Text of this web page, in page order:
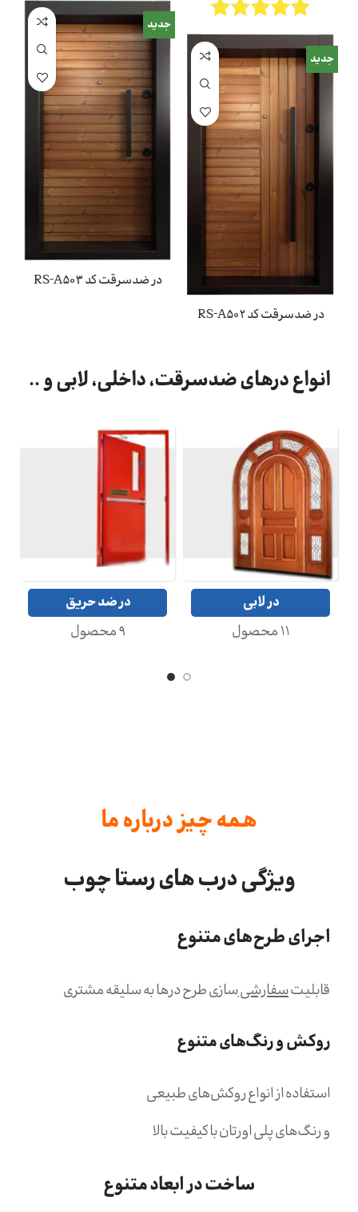
جدید
در ضدسرقت کد RS-A503
جدید
در ضدسرقت کد RS-A502
انواع درهای ضدسرقت، داخلی، لابی و ..
در ضد سرقت
44 محصول
در داخلی
41 محصول
همه چیز درباره ما
ویژگی درب های رستا چوب
اجرای طرح‌های متنوع
قابلیتسفارشیسازی طرح درها به سلیقه مشتری
روکش و رنگ‌های متنوع
استفاده از انواع روکش‌های طبیعی
و رنگ‌های پلی اورتان با کیفیت بالا
ساخت در ابعاد متنوع